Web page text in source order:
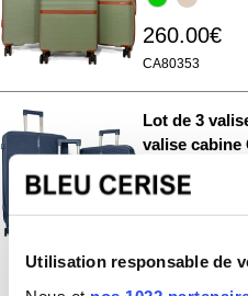
Utilisation responsable de
260.00€
CA80353
Lot de 3
valise cabine
CA80343